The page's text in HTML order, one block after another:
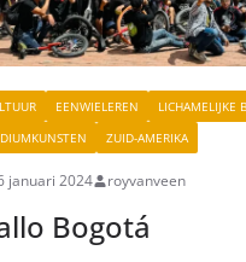
EENWIELEREN
LICHAMELIJKE
ZUID-AMERIKA
januari 2024 royvanveen
Bogotá